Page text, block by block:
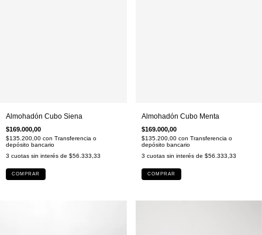
Almohadón Cubo Siena
$169.000,00
$135.200,00 con Transferencia o
depósito bancario
3 cuotas sin interés de $56.333,33
COMPRAR
Almohadón Cubo Menta
$169.000,00
$135.200,00 con Transferencia o
depósito bancario
3 cuotas sin interés de $56.333,33
COMPRAR